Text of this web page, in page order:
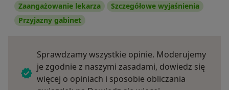
Zaangażowanie lekarza
Szczegółowe wyjaśnienia
Przyjazny gabinet
Sprawdzamy wszystkie opinie. Moderujemy
je zgodnie z naszymi zasadami, dowiedz się
więcej o opiniach i sposobie obliczania